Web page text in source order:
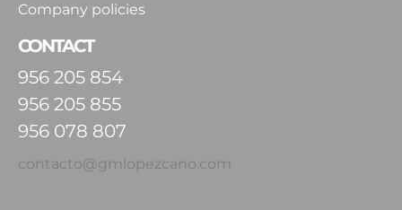
Company policies
CONTACT
956 205 854
956 205 855
956 078 807
contacto@gmlopezcano.com